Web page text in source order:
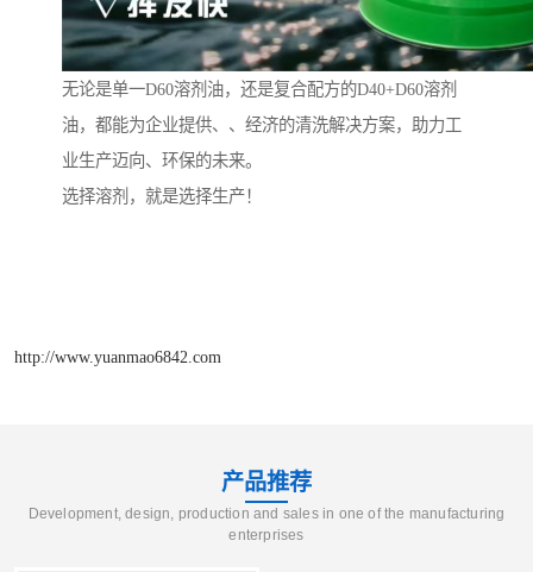
无论是单一D60溶剂油，还是复合配方的D40+D60溶剂
油，都能为企业提供、、经济的清洗解决方案，助力工
业生产迈向、环保的未来。
选择溶剂，就是选择生产！
http://www.yuanmao6842.com
产品推荐
Development, design, production and sales in one of the manufacturing
enterprises